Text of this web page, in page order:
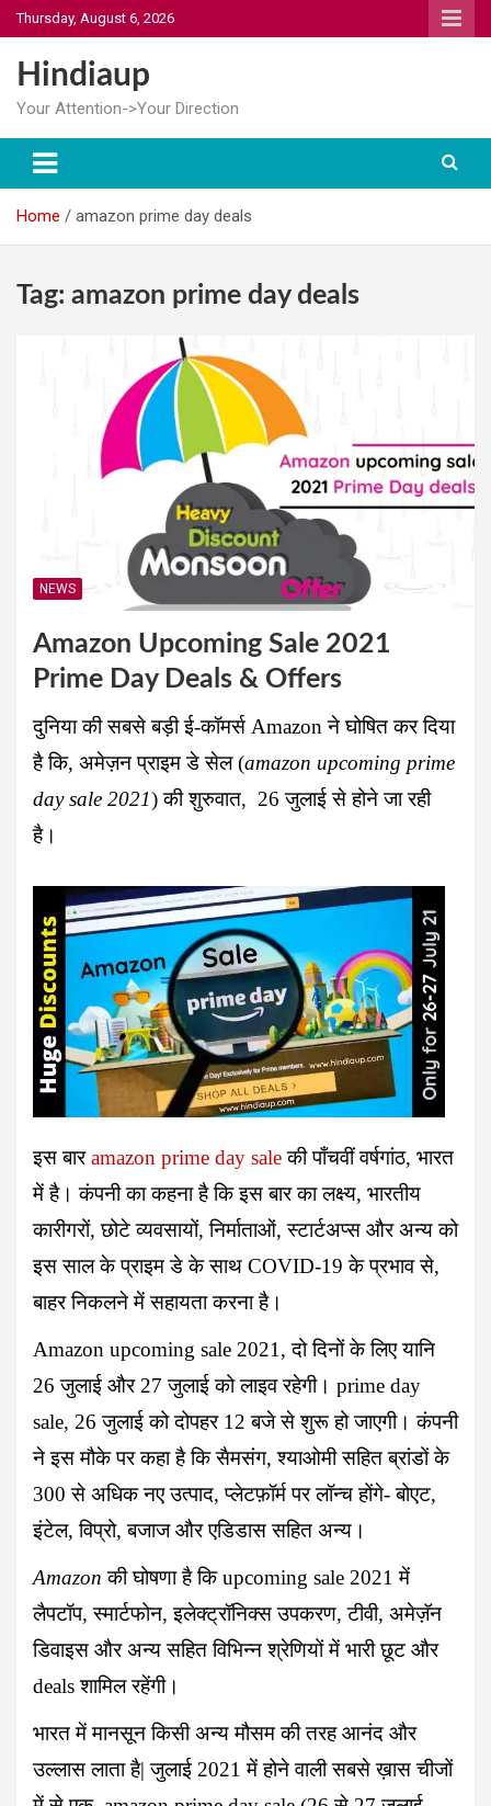
Skip
to
content
Thursday, August 6, 2026
Hindiaup
Your Attention->Your Direction
Home amazon prime day deals
Tag: amazon prime day deals
NEWS
Amazon Upcoming Sale 2021
Prime Day Deals & Offers
दुनिया की सबसे बड़ी ई-कॉमर्स Amazon ने घोषित कर दिया
है कि, अमेज़न प्राइम डे सेल(amazon upcoming prime
day sale 2021) की शुरुवात, 26 जुलाई से होने जा रही
है।
इस बारamazon prime day saleकी पाँचवीं वर्षगांठ, भारत
में है। कंपनी का कहना है कि इस बार का लक्ष्य, भारतीय
कारीगरों, छोटे व्यवसायों, निर्माताओं, स्टार्टअप्स और अन्य को
इस साल के प्राइम डे के साथ COVID-19 के प्रभाव से,
बाहर निकलने में सहायता करना है।
Amazon upcoming sale 2021, दो दिनों के लिए यानि
26 जुलाई और 27 जुलाई को लाइव रहेगी। prime day
sale, 26 जुलाई को दोपहर 12 बजे से शुरू हो जाएगी। कंपनी
ने इस मौके पर कहा है कि सैमसंग, श्याओमी सहित ब्रांडों के
300 से अधिक नए उत्पाद, प्लेटफ़ॉर्म पर लॉन्च होंगे- बोएट,
इंटेल, विप्रो, बजाज और एडिडास सहित अन्य।
Amazon की घोषणा है किupcoming sale 2021 में
लैपटॉप, स्मार्टफोन, इलेक्ट्रॉनिक्स उपकरण, टीवी, अमेज़ॅन
डिवाइस और अन्य सहित विभिन्न श्रेणियों में भारी छूट और
deals शामिल रहेंगी।
भारत में मानसून किसी अन्य मौसम की तरह आनंद और
उल्लास लाता है| जुलाई 2021 में होने वाली सबसे ख़ास चीजों